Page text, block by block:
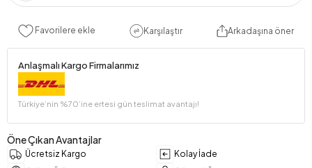
Favorilere ekle Karşılaştır Arkadaşına öner
Anlaşmalı Kargo Firmalarımız
Türkiye’nin %70’ine ertesi gün teslimat avantajı!
Öne Çıkan Avantajlar
Ücretsiz Kargo
Kolay İade